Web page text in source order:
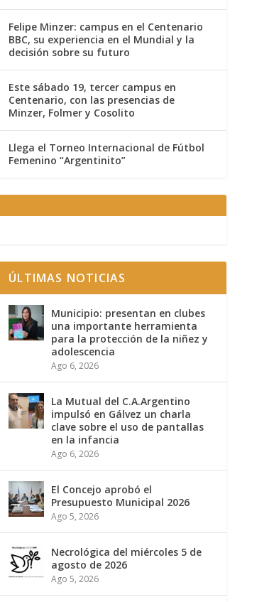
Felipe Minzer: campus en el Centenario
BBC, su experiencia en el Mundial y la
decisión sobre su futuro
Este sábado 19, tercer campus en
Centenario, con las presencias de
Minzer, Folmer y Cosolito
Llega el Torneo Internacional de Fútbol
Femenino “Argentinito”
ÚLTIMAS NOTICIAS
Municipio: presentan en clubes
una importante herramienta
para la protección de la niñez y
adolescencia
Ago 6, 2026
La Mutual del C.A.Argentino
impulsó en Gálvez un charla
clave sobre el uso de pantallas
en la infancia
Ago 6, 2026
El Concejo aprobó el
Presupuesto Municipal 2026
Ago 5, 2026
Necrológica del miércoles 5 de
agosto de 2026
Ago 5, 2026